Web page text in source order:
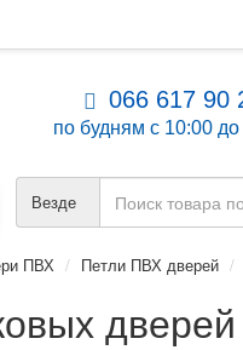
066 617 90
по будням с 10:00
Везде
ПВХ Петли ПВХ дверей
дверей